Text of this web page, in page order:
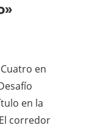
en
en la
corredor